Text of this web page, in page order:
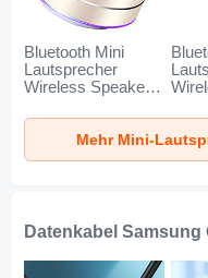
Bluetooth Mini
Lautsprecher
Wireless Speaker
Samsung Galaxy
J3 Gold
J3
Mehr Mini-
Datenkabel Samsung